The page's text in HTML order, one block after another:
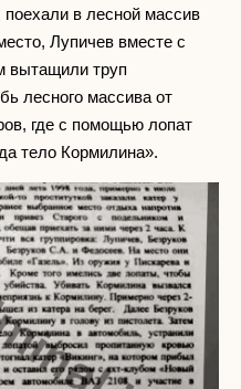
поехали в лесной массив
Лупичев вместе с
вытащили труп
лесного массива от
где с помощью лопат
тело Кормилина».